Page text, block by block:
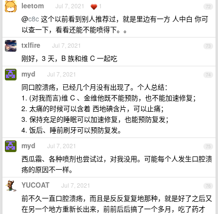
72
leetom Jul 7, 2021 1
@c8c 这个以前看到别人推荐过，就是里边有一方 人中白 你可
以查一下，看看还能不能喷得下。。
73
txlfire Jul 7, 2021
刚好，3 天，B 族和维 C 一起吃
74
myd Jul 7, 2021
同口腔溃疡，已经几个月没有出现了。个人总结：
1. (对我而言)维 C 、金维他既不能预防，也不能加速修复；
2. 太痛的时候可以含着 西地碘含片，可以止痛；
3. 保持充足的睡眠可以加速修复，也能预防复发；
4. 饭后、睡前刷牙可以预防复发。
75
myd Jul 7, 2021
西瓜霜、各种喷剂也尝试过，对我没用。可能每个人发生口腔溃
疡的原因不一样。
76
YUCOAT Jul 7, 2021
前不久一直口腔溃疡，而且是反反复复地那种，就是好了之后又
在另一个地方重新长出来，前前后后搞了一个多月，吃了药才